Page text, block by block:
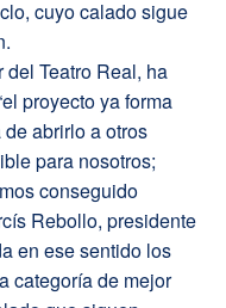
cuyo calado sigue
del Teatro Real, ha
proyecto ya forma
abrirlo a otros
para nosotros;
conseguido
Rebollo, presidente
en ese sentido los
categoría de mejor